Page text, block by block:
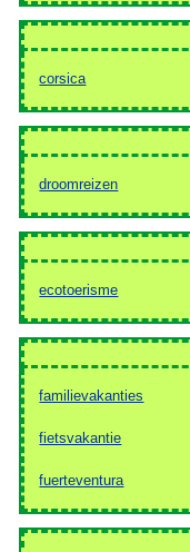
corsica
droomreizen
ecotoerisme
familievakanties
fietsvakantie
fuerteventura